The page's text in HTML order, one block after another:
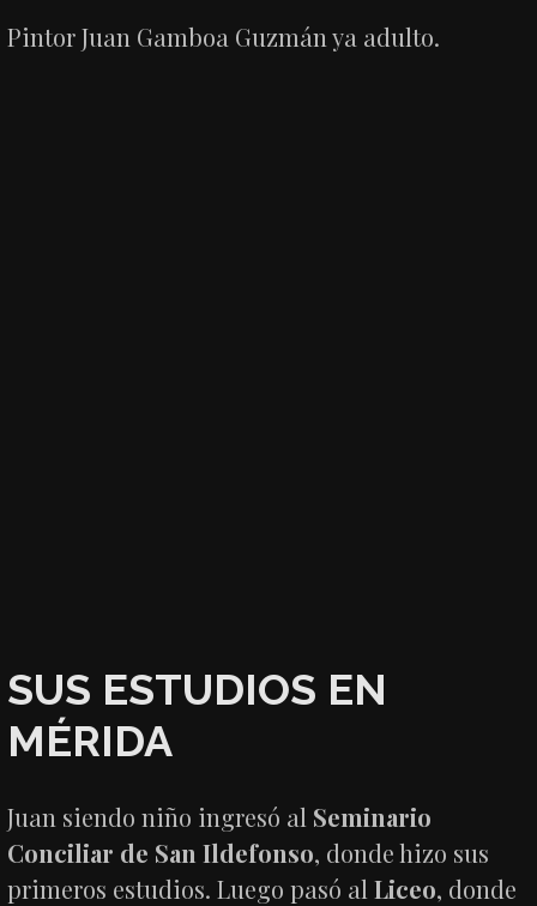
Pintor Juan Gamboa Guzmán ya adulto.
SUS ESTUDIOS EN
MÉRIDA
Juan siendo niño ingresó al Seminario
Conciliar de San Ildefonso, donde hizo sus
primeros estudios. Luego pasó alLiceo, donde